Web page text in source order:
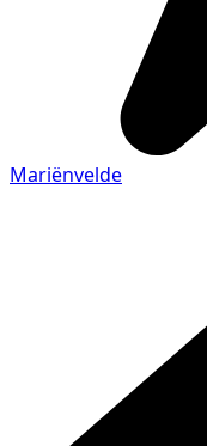
Mariënvelde